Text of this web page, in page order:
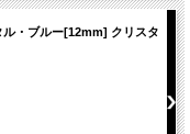
・ブルー[12mm] クリスタ